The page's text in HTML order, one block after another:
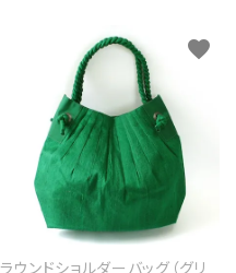
ラウンドショルダーバッグ（グリ
favorite